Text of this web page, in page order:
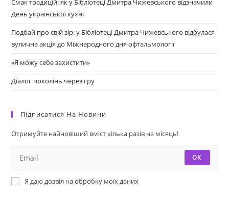
Смак традицій: як у Бібліотеці Дмитра Чижевського відзначили
День української кухні
Подбай про свій зір: у Бібліотеці Дмитра Чижевського відбулася
вулична акція до Міжнародного дня офтальмології
«Я можу себе захистити»
Діалог поколінь через гру
Підписатися На Новини
Отримуйте найновіший вміст кілька разів на місяць!
ОК
Я даю дозвіл на обробку моїх даних